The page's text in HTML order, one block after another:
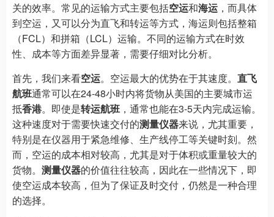
关的效率。常见的运输方式主要包括空运和海运 ，而具体
到空运，又可以分为直飞和转运等方式，海运则包括整箱
（FCL）和拼箱（LCL）运输。不同的运输方式在时效
性、成本等方面差异显著，需要仔细对比分析。
首先，我们来看空运。空运最大的优势在于其速度。 直飞
航班通常可以在24-48小时内将货物从美国的主要城市运
抵香港。即使是转运航班 ，通常也能在3-5天内完成运输。
这种速度对于需要快速交付的测量仪器来说，尤其重要，
特别是在仪器用于紧急维修、生产线停工等关键时刻。然
而，空运的成本相对较高，尤其是对于体积或重量较大的
货物。 测量仪器的价值往往较高，因此在一些情况下，即
使空运成本较高，但为了保证及时交付，仍然是一种合理
的选择。